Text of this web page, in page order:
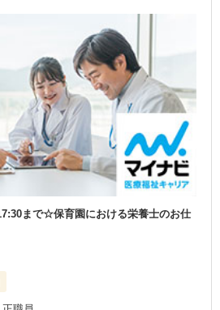
まで☆保育園における栄養士のお仕